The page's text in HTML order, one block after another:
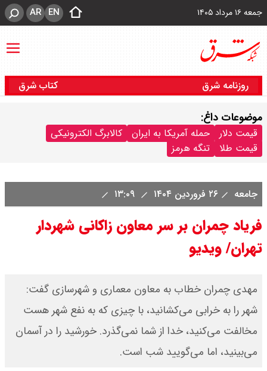
جمعه ۱۶ مرداد ۱۴۰۵ EN
AR
روزنامه شرق کتاب شرق
موضوعات داغ:
قیمت دلار حمله آمریکا به ایران
کالابرگ الکترونیکی
قیمت طلا
تنگه هرمز
جامعه ۲۶ فروردین ۱۴۰۴
فریاد چمران بر سر معاون زاکانی شهردار
تهران/ ویدیو
مهدی چمران خطاب به معاون معماری و شهرسازی گفت:
شهر را به خرابی می‌کشانید، با چیزی که به نفع شهر هست
مخالفت می‌کنید، خدا از شما نمی‌گذرد. خورشید را در آسمان
می‌بینید، اما می‌گویید شب است.